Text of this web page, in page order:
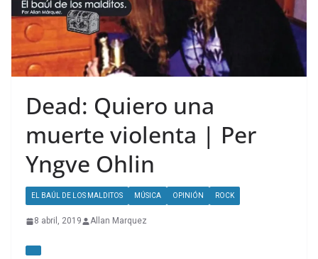
Dead: Quiero una
muerte violenta | Per
Yngve Ohlin
EL BAÚL DE LOS MALDITOS MÚSICA OPINIÓN ROCK
8 abril, 2019 Allan Marquez